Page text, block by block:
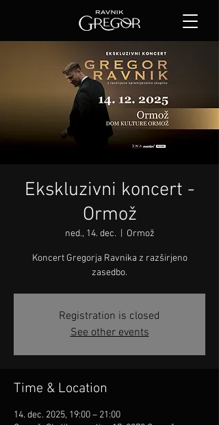
Ekskluzivni koncert -
Ormož
ned., 14. dec. Ormož
Koncert Gregorja Ravnika z razširjeno
zasedbo.
Registration is closed
See other events
Time & Location
14. dec. 2025, 19:00 – 21:00